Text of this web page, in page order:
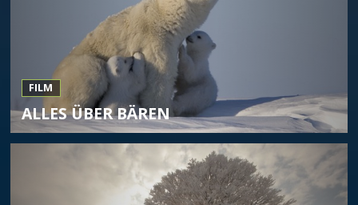
FILM
ALLES ÜBER BÄREN